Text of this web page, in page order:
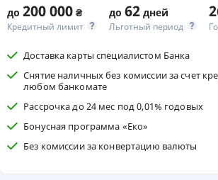
до 200 000 ₴
Кредитный лимит
до 62 дней
Льготный период
Доставка карты специалистом Банка
Снятие наличных без комиссии за счет
любом банкомате
Рассрочка до 24 мес под 0,01% годовых
Бонусная программа «Еко»
Без комиссии за конвертацию валюты